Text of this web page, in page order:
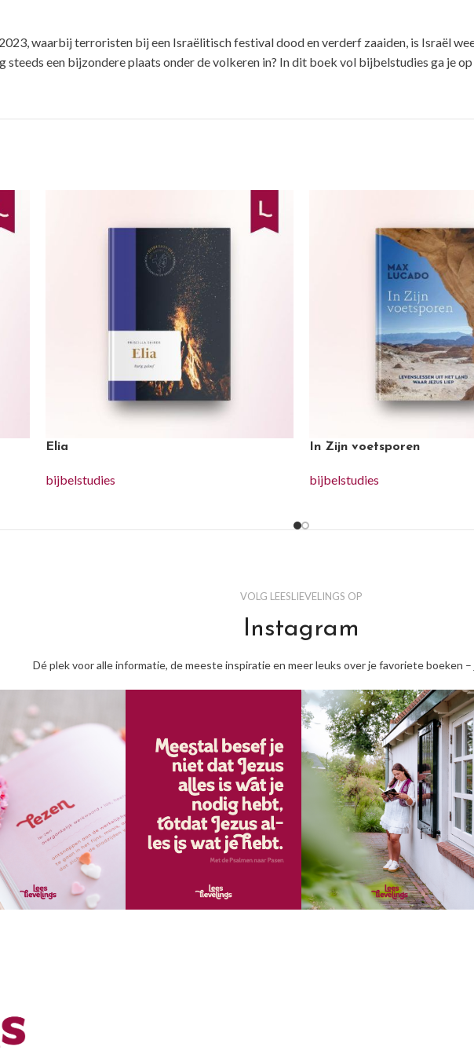
waarbij terroristen bij een Israëlitisch festival dood en verderf zaaiden, is Israël
steeds een bijzondere plaats onder de volkeren in? In dit boek vol bijbelstudies ga je
Elia
bijbelstudies
In Zijn voetsporen
bijbelstudies
VOLG LEESLIEVELINGS OP
Instagram
Dé plek voor alle informatie, de meeste inspiratie en meer leuks over je favoriete boeken